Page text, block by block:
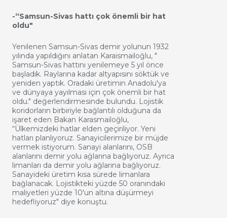
-“Samsun-Sivas hattı çok önemli bir hat
oldu"
Yenilenen Samsun-Sivas demir yolunun 1932
yılında yapıldığını anlatan Karaismailoğlu, "
Samsun-Sivas hattını yenilemeye 5 yıl önce
başladık. Raylarına kadar altyapısını söktük ve
yeniden yaptık. Oradaki üretimin Anadolu'ya
ve dünyaya yayılması için çok önemli bir hat
oldu." değerlendirmesinde bulundu. Lojistik
koridorların birbiriyle bağlantılı olduğuna da
işaret eden Bakan Karasmailoğlu,
“Ülkemizdeki hatlar elden geçiriliyor. Yeni
hatları planlıyoruz. Sanayicilerimize bir müjde
vermek istiyorum. Sanayi alanlarını, OSB
alanlarını demir yolu ağlarına bağlıyoruz. Ayrıca
limanları da demir yolu ağlarına bağlıyoruz.
Sanayideki üretim kısa sürede limanlara
bağlanacak. Lojistikteki yüzde 50 oranındaki
maliyetleri yüzde 10'un altına düşürmeyi
hedefliyoruz" diye konuştu.